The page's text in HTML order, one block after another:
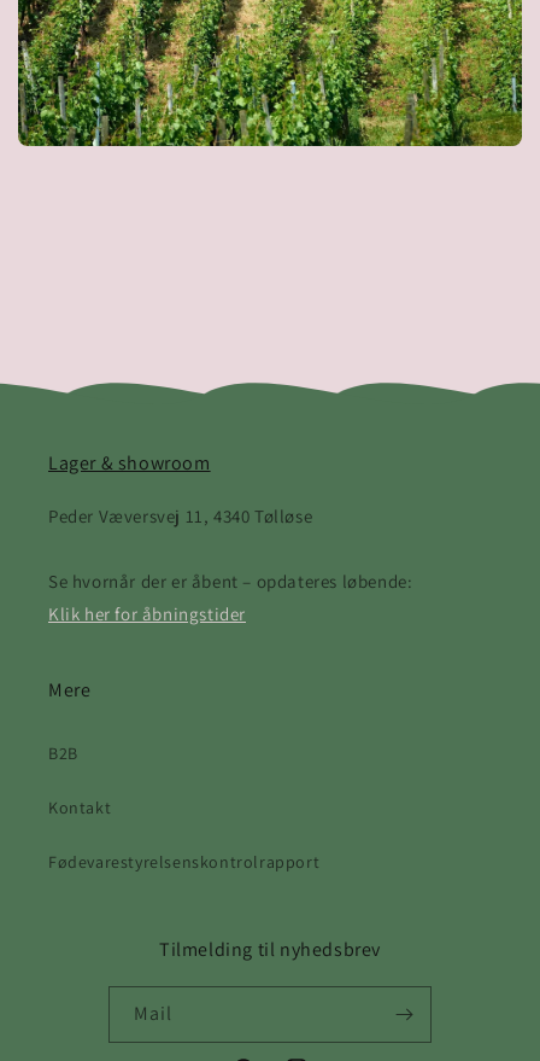
Lager & showroom
Peder Væversvej 11, 4340 Tølløse
Se hvornår der er åbent – opdateres løbende:
Klik her for åbningstider
Mere
B2B
Kontakt
Fødevarestyrelsenskontrolrapport
Tilmelding til nyhedsbrev
Mail